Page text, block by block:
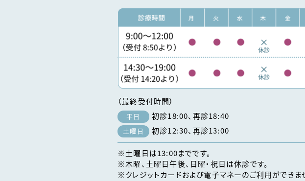
（最終受付時間）
平日 初診18:00、再診18:40
土曜日 初診12:30、再診13:00
※土曜日は13:00までです。
※木曜、土曜日午後、日曜・祝日は休診です。
※クレジットカードおよび電子マネーのご利用ができま